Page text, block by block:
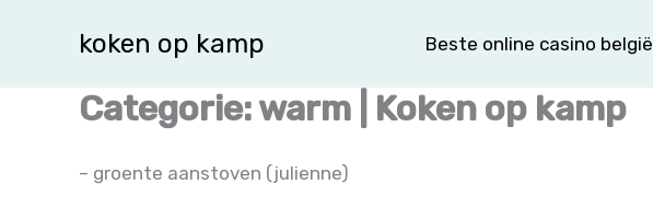
koken op kamp Beste online casino belgië
Categorie: warm | Koken op kamp
– groente aanstoven (julienne)